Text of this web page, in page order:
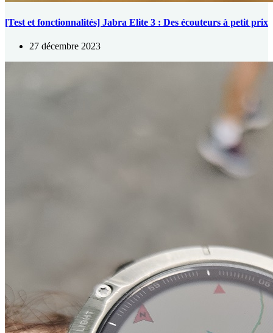
[Test et fonctionnalités] Jabra Elite 3 : Des écouteurs à petit prix
27 décembre 2023